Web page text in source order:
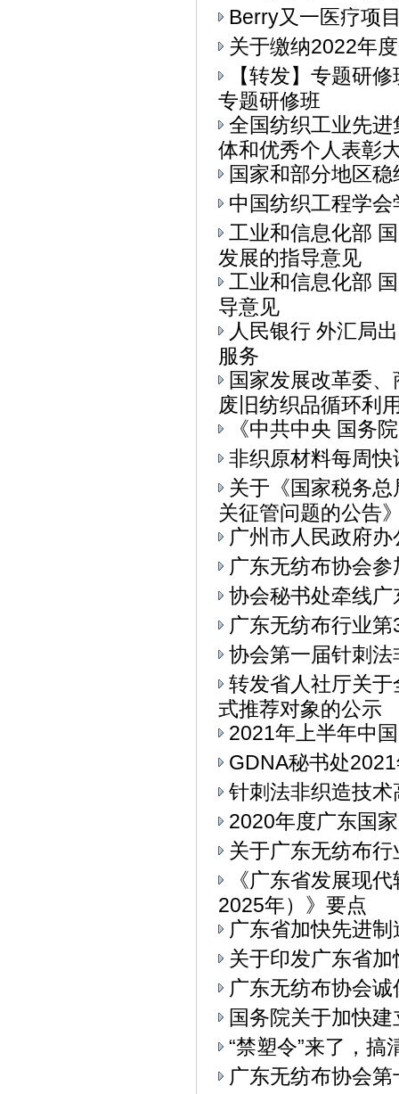
Berry又一医疗项
关于缴纳2022年
【转发】专题研
专题研修班
全国纺织工业先
体和优秀个人表彰
国家和部分地区
中国纺织工程学
工业和信息化部
发展的指导意见
工业和信息化部
导意见
人民银行 外汇局
服务
国家发展改革委
废旧纺织品循环利
《中共中央 国务
非织原材料每周快
关于《国家税务
关征管问题的公告
广州市人民政府
广东无纺布协会参
协会秘书处牵线
广东无纺布行业
协会第一届针刺
转发省人社厅关
式推荐对象的公示
2021年上半年中
GDNA秘书处
针刺法非织造技
2020年度广东国
关于广东无纺布
《广东省发展现
2025年）》要点
广东省加快先进
关于印发广东省
广东无纺布协会
国务院关于加快
“禁塑令”来了，
广东无纺布协会